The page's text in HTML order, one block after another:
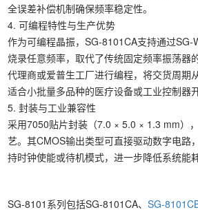
全误差补偿机制确保频率稳定性。
4. 可编程特性与生产优势
作为可编程晶振，SG-8101CA支持通过
烧录任意频率，取代了传统固定频率振荡器
代理商或爱普生工厂进行编程，将交货周期
适合小批量多品种的医疗设备或工业控制器开
5. 封装与工业兼容性
采用7050贴片封装（7.0 × 5.0 × 1.3 mm）
艺。其CMOS输出类型可直接驱动数字电路
持时钟使能或待机模式，进一步降低系统能耗
SG-8101系列包括SG-8101CA、SG-